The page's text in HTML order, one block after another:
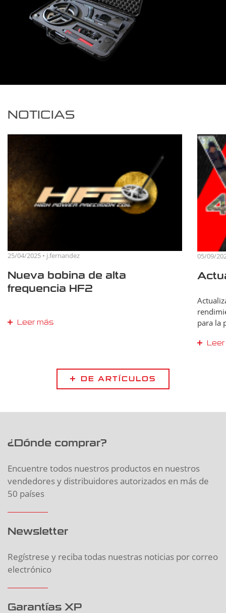
NOTICIAS
25/04/2025 • j.fernandez
Nueva bobina de alta
frequencia HF2
Leer más
05/09/
para la
DE ARTÍCULOS
¿Dónde comprar?
Encuentre todos nuestros productos en nuestros
vendedores y distribuidores autorizados en más de
50 países
Newsletter
Regístrese y reciba todas nuestras noticias por correo
electrónico
Garantías XP